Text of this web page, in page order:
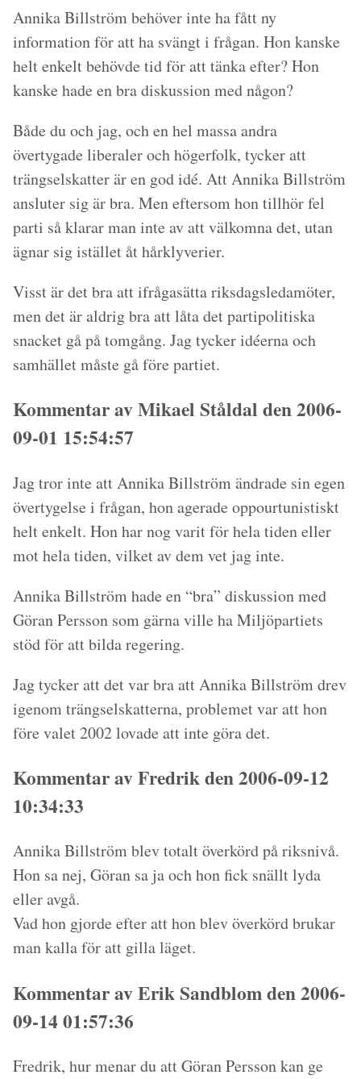
Annika Billström behöver inte ha fått ny
information för att ha svängt i frågan. Hon kanske
helt enkelt behövde tid för att tänka efter? Hon
kanske hade en bra diskussion med någon?
Både du och jag, och en hel massa andra
övertygade liberaler och högerfolk, tycker att
trängselskatter är en god idé. Att Annika Billström
ansluter sig är bra. Men eftersom hon tillhör fel
parti så klarar man inte av att välkomna det, utan
ägnar sig istället åt hårklyverier.
Visst är det bra att ifrågasätta riksdagsledamöter,
men det är aldrig bra att låta det partipolitiska
snacket gå på tomgång. Jag tycker idéerna och
samhället måste gå före partiet.
Kommentar av Mikael Ståldal den 2006-
09-01 15:54:57
Jag tror inte att Annika Billström ändrade sin egen
övertygelse i frågan, hon agerade oppourtunistiskt
helt enkelt. Hon har nog varit för hela tiden eller
mot hela tiden, vilket av dem vet jag inte.
Annika Billström hade en “bra” diskussion med
Göran Persson som gärna ville ha Miljöpartiets
stöd för att bilda regering.
Jag tycker att det var bra att Annika Billström drev
igenom trängselskatterna, problemet var att hon
före valet 2002 lovade att inte göra det.
Kommentar av Fredrik den 2006-09-12
10:34:33
Annika Billström blev totalt överkörd på riksnivå.
Hon sa nej, Göran sa ja och hon fick snällt lyda
eller avgå.
Vad hon gjorde efter att hon blev överkörd brukar
man kalla för att gilla läget.
Kommentar av Erik Sandblom den 2006-
09-14 01:57:36
Fredrik, hur menar du att Göran Persson kan ge